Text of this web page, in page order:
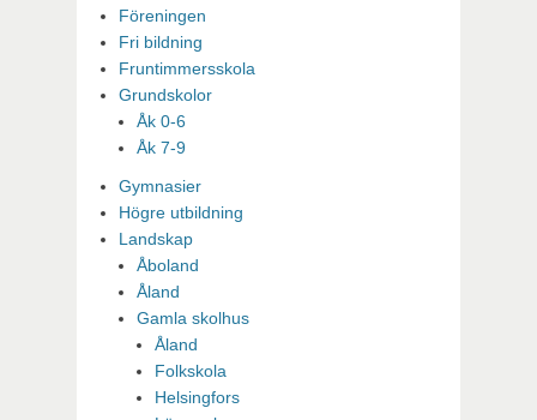
Föreningen
Fri bildning
Fruntimmersskola
Grundskolor
Åk 0-6
Åk 7-9
Gymnasier
Högre utbildning
Landskap
Åboland
Åland
Gamla skolhus
Åland
Folkskola
Helsingfors